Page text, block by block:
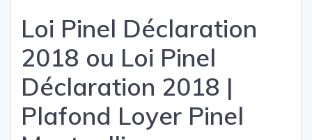
Loi Pinel Déclaration
2018 ou Loi Pinel
Déclaration 2018 |
Plafond Loyer Pinel